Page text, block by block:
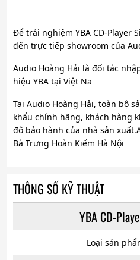
Để trải nghiệm YBA CD-Player
đến trực tiếp showroom của
Audio Hoàng Hải là đối tác
hiệu YBA tại Việt Na
Tại Audio Hoàng Hải, toàn bộ
khẩu chính hãng, khách hàng
độ bảo hành của nhà sản
Bà Trưng Hoàn Kiếm Hà Nội
THÔNG SỐ KỸ THUẬT
YBA CD-
Loại sản